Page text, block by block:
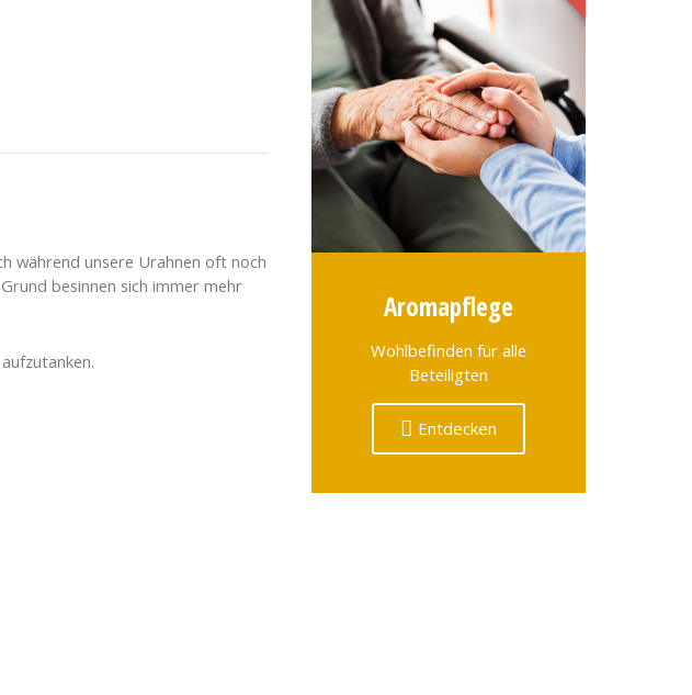
während unsere Urahnen oft noch
besinnen sich immer mehr
Aromapflege
Wohlbefinden für alle
Beteiligten
Entdecken